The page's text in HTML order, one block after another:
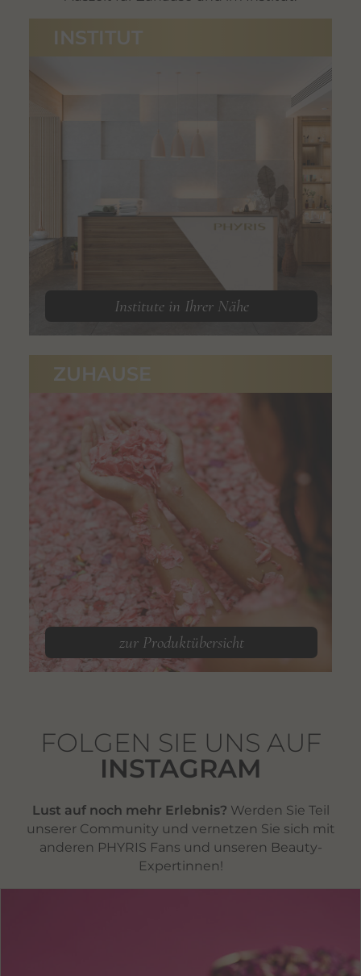
INSTITUT
Institute in Ihrer Nähe
ZUHAUSE
zur Produktübersicht
FOLGEN SIE UNS AUF
INSTAGRAM
Lust auf noch mehr Erlebnis? Werden Sie Teil
unserer Community und vernetzen Sie sich mit
anderen PHYRIS Fans und unseren Beauty-
Expertinnen!